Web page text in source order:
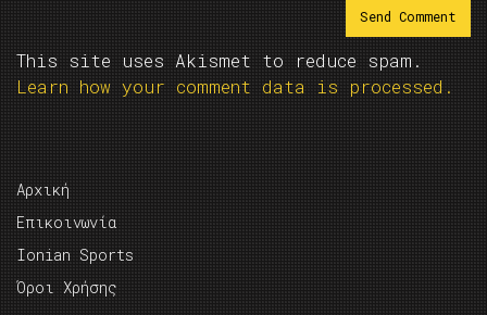
This site uses Akismet to reduce spam.
Learn how your comment data is processed.
Αρχική
Επικοινωνία
Ionian Sports
Όροι Χρήσης